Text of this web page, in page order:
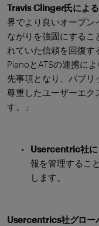
Travis Clinger氏によ
界でより良いオープン
ながりを強固にするこ
れていた信頼を回復す
PianoとATSの連携に
先事項となり、パブリ
尊重したユーザーエク
す。」
Usercentric社に
報を管理するこ
します。
Usercentrics社グロー